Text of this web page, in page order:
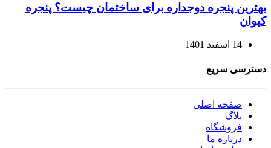
بهترین پنجره دوجداره برای ساختمان چیست؟ پنجره
کیوان
14 اسفند 1401
دسترسی سریع
صفحه اصلی
بلاگ
فروشگاه
درباره ما